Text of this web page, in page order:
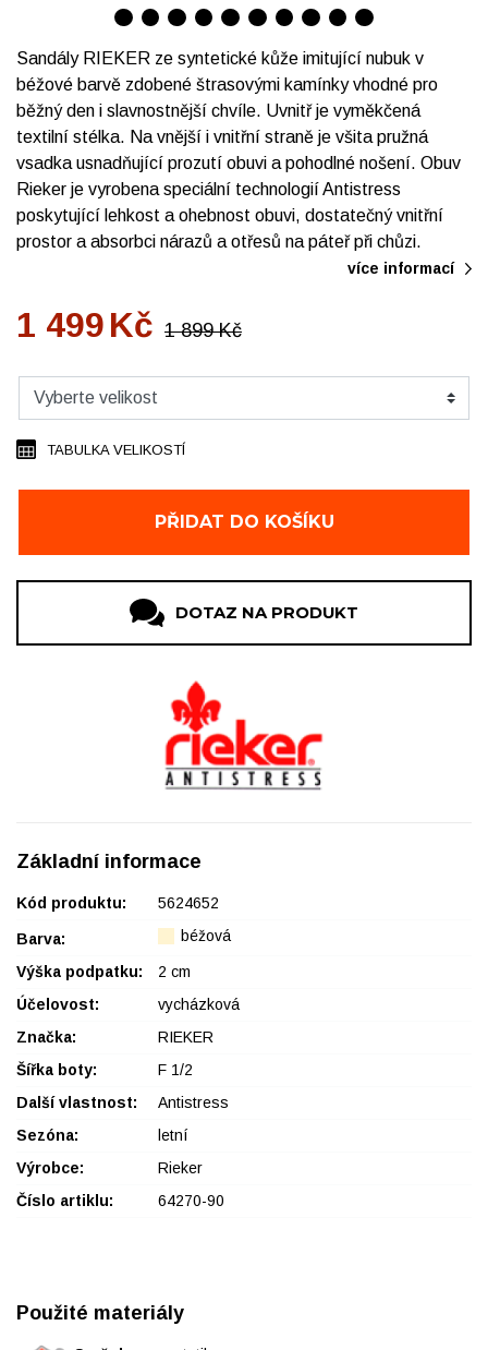
Sandály RIEKER ze syntetické kůže imitující nubuk v
béžové barvě zdobené štrasovými kamínky vhodné pro
běžný den i slavnostnější chvíle. Uvnitř je vyměkčená
textilní stélka. Na vnější i vnitřní straně je všita pružná
vsadka usnadňující prozutí obuvi a pohodlné nošení. Obuv
Rieker je vyrobena speciální technologií Antistress
poskytující lehkost a ohebnost obuvi, dostatečný vnitřní
prostor a absorbci nárazů a otřesů na páteř při chůzi.
více informací
1 499Kč 1 899 Kč
PŘIDAT DO KOŠÍKU
TABULKA VELIKOSTÍ
DOTAZ NA PRODUKT
Základní informace
Kód produktu: 5624652
Barva: béžová
Výška podpatku:
2 cm
Účelovost:
vycházková
Značka:
RIEKER
Šířka boty:
F 1/2
Další vlastnost:
Antistress
Sezóna:
letní
Výrobce:
Rieker
Číslo artiklu:
64270-90
Použité materiály